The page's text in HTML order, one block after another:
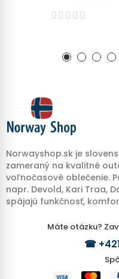
Norwayshop.sk je
zameraný na kvalitné
voľnočasové oblečenie.
napr. Devold, Kari Traa,
spájajú funkčnosť,
Máte otázku?
☎